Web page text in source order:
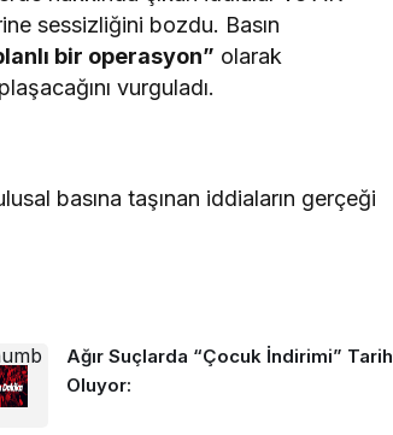
sessizliğini bozdu. Basın
bir operasyon” olarak
vurguladı.
basına taşınan iddiaların gerçeği
Ağır Suçlarda “Çocuk İndirimi” Tarih
Oluyor: